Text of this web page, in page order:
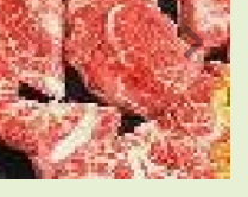
次の